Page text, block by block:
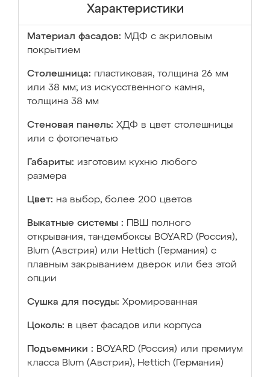
Характеристики
Материал фасадов: МДФ с акриловым
покрытием
Столешница: пластиковая, толщина 26 мм
или 38 мм; из искусственного камня,
толщина 38 мм
Стеновая панель: ХДФ в цвет столешницы
или с фотопечатью
Габариты: изготовим кухню любого
размера
Цвет: на выбор, более 200 цветов
Выкатные системы :
ПВШ полного
открывания, тандембоксы BOYARD (Россия),
Blum (Австрия) или Hettich (Германия) с
плавным закрыванием дверок или без этой
опции
Сушка для посуды: Хромированная
Цоколь: в цвет фасадов или корпуса
Подъемники : BOYARD (Россия) или премиум
класса Blum (Австрия), Hettich (Германия)